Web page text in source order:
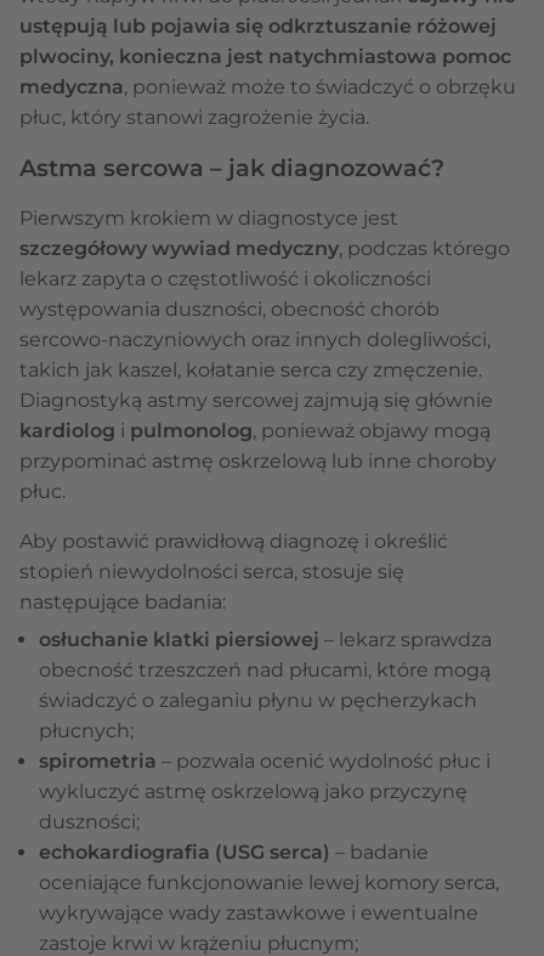
ustępują lub pojawia się odkrztuszanie różowej
plwociny, konieczna jest natychmiastowa pomoc
medyczna, ponieważ może to świadczyć o obrzęku
płuc, który stanowi zagrożenie życia.
Astma sercowa – jak diagnozować?
Pierwszym krokiem w diagnostyce jest
szczegółowy wywiad medyczny, podczas którego
lekarz zapyta o częstotliwość i okoliczności
występowania duszności, obecność chorób
sercowo-naczyniowych oraz innych dolegliwości,
takich jak kaszel, kołatanie serca czy zmęczenie.
Diagnostyką astmy sercowej zajmują się głównie
kardiolog i pulmonolog, ponieważ objawy mogą
przypominać astmę oskrzelową lub inne choroby
płuc.
Aby postawić prawidłową diagnozę i określić
stopień niewydolności serca, stosuje się
następujące badania:
osłuchanie klatki piersiowej – lekarz sprawdza
obecność trzeszczeń nad płucami, które mogą
świadczyć o zaleganiu płynu w pęcherzykach
płucnych;
spirometria – pozwala ocenić wydolność płuc i
wykluczyć astmę oskrzelową jako przyczynę
duszności;
echokardiografia (USG serca) – badanie
oceniające funkcjonowanie lewej komory serca,
wykrywające wady zastawkowe i ewentualne
zastoje krwi w krążeniu płucnym;